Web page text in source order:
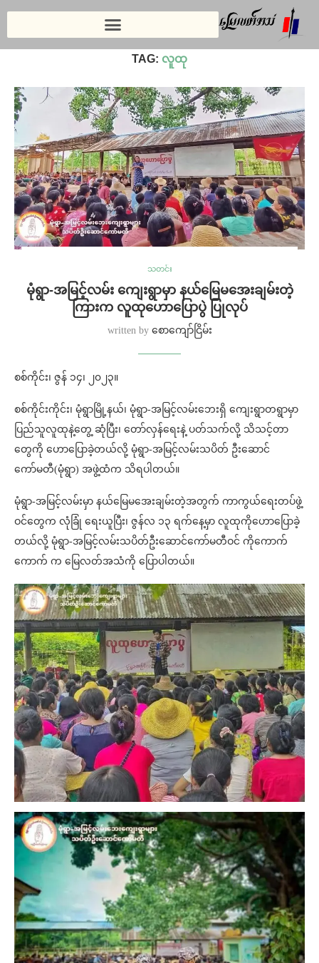
TAG: လူထု
သတင်း
မုံရွာ-အမြင့်လမ်း ကျေးရွာမှာ နယ်မြေမအေးချမ်းတဲ့
ကြားက လူထုဟောပြောပွဲ ပြုလုပ်
written by စောကျော်ငြိမ်း
စစ်ကိုင်း၊ ဇွန် ၁၄၊ ၂၀၂၃။
စစ်ကိုင်းကိုင်း၊ မုံရွာမြို့နယ်၊ မုံရွာ-အမြင့်လမ်းဘေးရှိ ကျေးရွာတရွာမှာ
ပြည်သူလူထုနဲ့တွေ့ ဆုံပြီး၊ တော်လှန်ရေးနဲ့ ပတ်သက်လို့ သိသင့်တာ
တွေကို ဟောပြောခဲ့တယ်လို့ မုံရွာ-အမြင့်လမ်းသပိတ် ဦးဆောင်
ကော်မတီ(မုံရွာ) အဖွဲ့ထံက သိရပါတယ်။
မုံရွာ-အမြင့်လမ်းမှာ နယ်မြေမအေးချမ်းတဲ့အတွက် ကာကွယ်ရေးတပ်ဖွဲ့
ဝင်တွေက လုံခြုံ ရေးယူပြီး၊ ဇွန်လ ၁၃ ရက်နေ့မှာ လူထုကိုဟောပြောခဲ့
တယ်လို့ မုံရွာ-အမြင့်လမ်းသပိတ်ဦးဆောင်ကော်မတီဝင် ကိုကောက်
ကောက် က မြေလတ်အသံကို ပြောပါတယ်။